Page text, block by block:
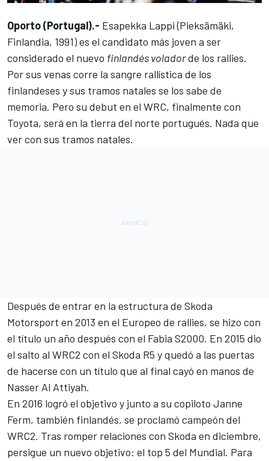
Oporto (Portugal).- Esapekka Lappi (Pieksämäki,
Finlandia, 1991) es el candidato más joven a ser
considerado el nuevo finlandés voladorde los rallies.
Por sus venas corre la sangre rallística de los
finlandeses y sus tramos natales se los sabe de
memoria. Pero su debut en el WRC, finalmente con
Toyota, será en la tierra del norte portugués. Nada que
ver con sus tramos natales.
Después de entrar en la estructura de Skoda
Motorsport en 2013 en el Europeo de rallies, se hizo con
el título un año después con el Fabia S2000. En 2015 dio
el salto al WRC2 con el Skoda R5 y quedó a las puertas
de hacerse con un título que al final cayó en manos de
Nasser Al Attiyah.
En 2016 logró el objetivo y junto a su copiloto Janne
Ferm, también finlandés, se proclamó campeón del
WRC2. Tras romper relaciones con Skoda en diciembre,
persigue un nuevo objetivo: el top 5 del Mundial. Para